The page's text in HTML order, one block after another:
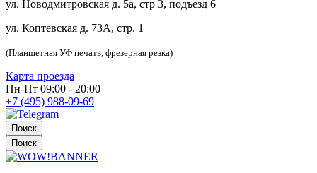
ул. Новодмитровская д. 5а, стр 3, подъезд 6
ул. Коптевская д. 73А, стр. 1
(Планшетная УФ печать, фрезерная резка)
Карта проезда
Пн-Пт 09:00 - 20:00
+7 (495) 988-09-69
Поиск
Поиск